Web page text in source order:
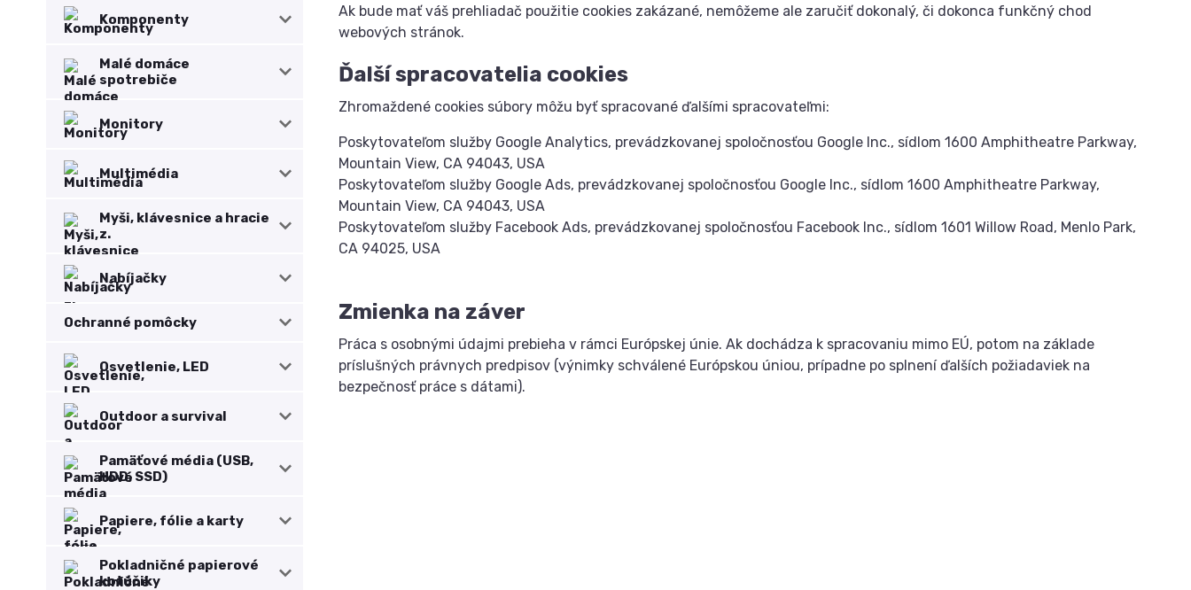
Komponenty
Malé domáce
spotrebiče
Monitory
Multimédia
Myši, klávesnice a hracie
z.
Nabíjačky
Ochranné pomôcky
Osvetlenie, LED
Outdoor a survival
Pamäťové média (USB,
HDD, SSD)
Papiere, fólie a karty
Pokladničné papierové
kotúčiky
Ak bude mať váš prehliadač použitie cookies zakázané, nemôžeme ale zaručiť dokonalý, či dokonca funkčný chod
webových stránok.
Ďalší spracovatelia cookies
Zhromaždené cookies súbory môžu byť spracované ďalšími spracovateľmi:
Poskytovateľom služby Google Analytics, prevádzkovanej spoločnosťou Google Inc., sídlom 1600 Amphitheatre Parkway,
Mountain View, CA 94043, USA
Poskytovateľom služby Google Ads, prevádzkovanej spoločnosťou Google Inc., sídlom 1600 Amphitheatre Parkway,
Mountain View, CA 94043, USA
Poskytovateľom služby Facebook Ads, prevádzkovanej spoločnosťou Facebook Inc., sídlom 1601 Willow Road, Menlo Park,
CA 94025, USA
Zmienka na záver
Práca s osobnými údajmi prebieha v rámci Európskej únie. Ak dochádza k spracovaniu mimo EÚ, potom na základe
príslušných právnych predpisov (výnimky schválené Európskou úniou, prípadne po splnení ďalších požiadaviek na
bezpečnosť práce s dátami).